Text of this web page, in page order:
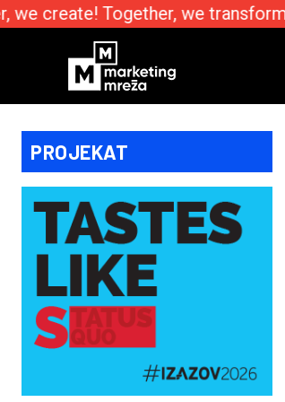
create! Together, we
PROJEKAT